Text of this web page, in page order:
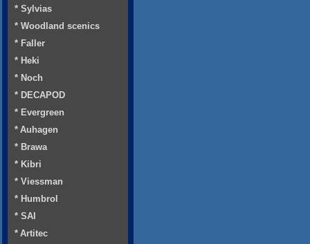
* Sylvias
* Woodland scenics
* Faller
* Heki
* Noch
* DECAPOD
* Evergreen
* Auhagen
* Brawa
* Kibri
* Viessman
* Humbrol
* SAI
* Artitec